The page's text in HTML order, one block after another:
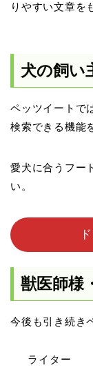
りやすい文章を
犬の飼い
ペッツイートで
検索できる機能
愛犬に合うフー
い。
獣医師様
今後も引き続き
ライター